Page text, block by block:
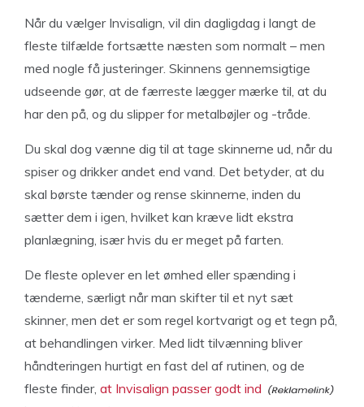
Når du vælger Invisalign, vil din dagligdag i langt de
fleste tilfælde fortsætte næsten som normalt – men
med nogle få justeringer. Skinnens gennemsigtige
udseende gør, at de færreste lægger mærke til, at du
har den på, og du slipper for metalbøjler og -tråde.
Du skal dog vænne dig til at tage skinnerne ud, når du
spiser og drikker andet end vand. Det betyder, at du
skal børste tænder og rense skinnerne, inden du
sætter dem i igen, hvilket kan kræve lidt ekstra
planlægning, især hvis du er meget på farten.
De fleste oplever en let ømhed eller spænding i
tænderne, særligt når man skifter til et nyt sæt
skinner, men det er som regel kortvarigt og et tegn på,
at behandlingen virker. Med lidt tilvænning bliver
håndteringen hurtigt en fast del af rutinen, og de
fleste finder, at Invisalign passer godt ind